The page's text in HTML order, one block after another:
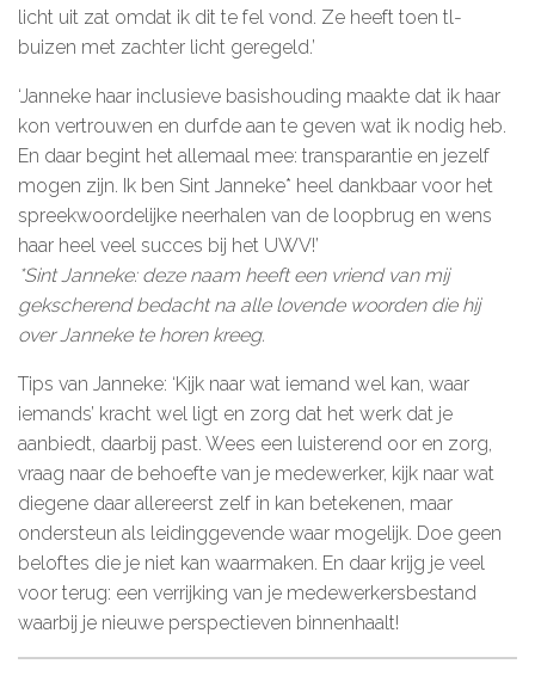
licht uit zat omdat ik dit te fel vond. Ze heeft toen tl-
buizen met zachter licht geregeld.’
‘Janneke haar inclusieve basishouding maakte dat ik haar
kon vertrouwen en durfde aan te geven wat ik nodig heb.
En daar begint het allemaal mee: transparantie en jezelf
mogen zijn. Ik ben Sint Janneke* heel dankbaar voor het
spreekwoordelijke neerhalen van de loopbrug en wens
haar heel veel succes bij het UWV!’
*Sint Janneke: deze naam heeft een vriend van mij
gekscherend bedacht na alle lovende woorden die hij
over Janneke te horen kreeg.
Tips van Janneke: ‘Kijk naar wat iemand wel kan, waar
iemands’ kracht wel ligt en zorg dat het werk dat je
aanbiedt, daarbij past. Wees een luisterend oor en zorg,
vraag naar de behoefte van je medewerker, kijk naar wat
diegene daar allereerst zelf in kan betekenen, maar
ondersteun als leidinggevende waar mogelijk. Doe geen
beloftes die je niet kan waarmaken. En daar krijg je veel
voor terug: een verrijking van je medewerkersbestand
waarbij je nieuwe perspectieven binnenhaalt!